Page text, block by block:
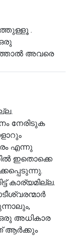
.
അവരെ
നേരിടുക
എന്നു
ഇതൊക്കെ
കാര്യമില്ല.
ഒരു അധികാര
ആർക്കും